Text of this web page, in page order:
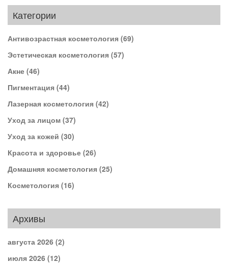
Категории
Антивозрастная косметология (69)
Эстетическая косметология (57)
Акне (46)
Пигментация (44)
Лазерная косметология (42)
Уход за лицом (37)
Уход за кожей (30)
Красота и здоровье (26)
Домашняя косметология (25)
Косметология (16)
Архивы
августа 2026 (2)
июля 2026 (12)